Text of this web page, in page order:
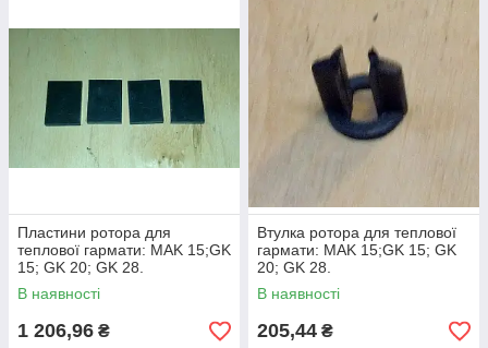
Пластини ротора для
теплової гармати: MAK 15;GK
15; GK 20; GK 28.
В наявності
1 206,96 ₴
Втулка ротора для теплової
гармати: MAK 15;GK 15; GK
20; GK 28.
В наявності
205,44 ₴